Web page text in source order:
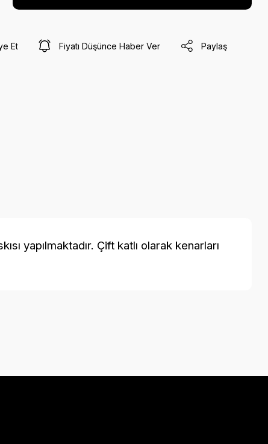
Et Fiyatı Düşünce Haber Ver Paylaş
yapılmaktadır. Çift katlı olarak kenarları